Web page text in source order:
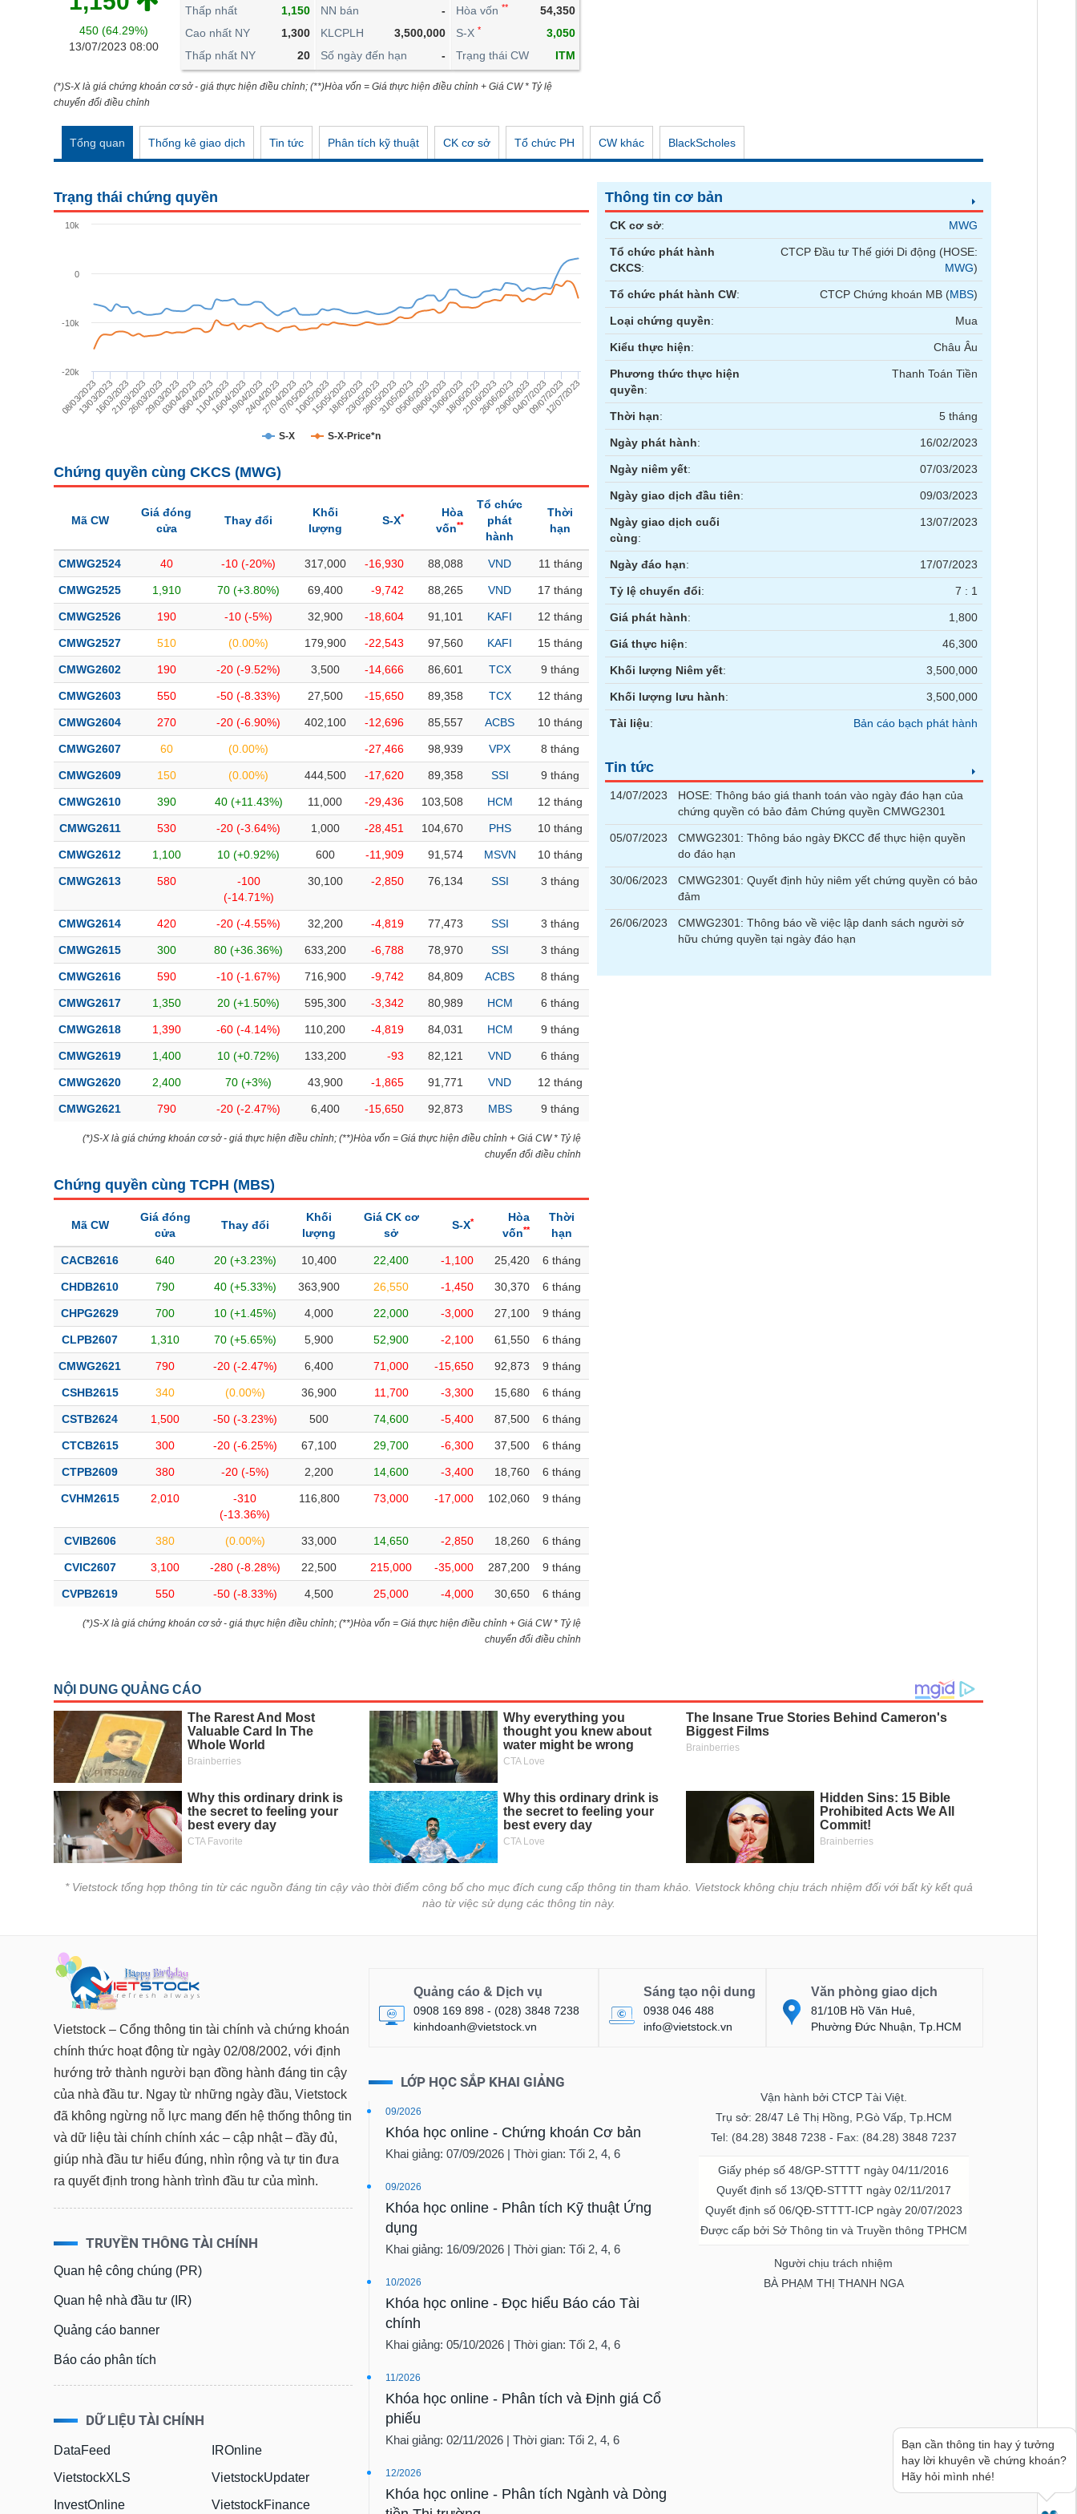
450 (64.29%)
13/07/2023 08:00
Thấp nhất
1,150
Cao nhất NY
1,300
Thấp nhất NY
20
NN bán
-
KLCPLH
3,500,000
Số ngày đến hạn
-
Hòa vốn **
54,350
S-X *
3,050
Trạng thái CW
ITM
(*)S-X là giá chứng khoán cơ sở - giá thực hiện điều chỉnh; (**)Hòa vốn = Giá thực hiện điều chỉnh + Giá CW * Tỷ lệ
chuyển đổi điều chỉnh
Tổng quan Thống kê giao dịch Tin tức Phân tích kỹ thuật CK cơ sở Tổ chức PH CW khác BlackScholes
Trạng thái chứng quyền
S-X S-X-Price*n
08/03/2023
13/03/2023
16/03/2023
21/03/2023
26/03/2023
29/03/2023
03/04/2023
06/04/2023
11/04/2023
16/04/2023
19/04/2023
24/04/2023
27/04/2023
07/05/2023
10/05/2023
15/05/2023
18/05/2023
23/05/2023
28/05/2023
31/05/2023
05/06/2023
08/06/2023
13/06/2023
18/06/2023
21/06/2023
26/06/2023
29/06/2023
04/07/2023
09/07/2023
12/07/2023
-20k
-10k
0
10k
Chứng quyền cùng CKCS (MWG)
Mã CW
Giá đóng
cửa
Thay đổi
Khối
lượng
S-X*
Hòa
vốn**
Tổ chức
phát
hành
Thời
hạn
CMWG2524 40 -10 (-20%) 317,000 -16,930 88,088 VND 11 tháng
CMWG2525 1,910 70 (+3.80%) 69,400 -9,742 88,265 VND 17 tháng
CMWG2526 190 -10 (-5%) 32,900 -18,604 91,101 KAFI 12 tháng
CMWG2527 510 (0.00%) 179,900 -22,543 97,560 KAFI 15 tháng
CMWG2602 190 -20 (-9.52%) 3,500 -14,666 86,601 TCX 9 tháng
CMWG2603 550 -50 (-8.33%) 27,500 -15,650 89,358 TCX 12 tháng
CMWG2604 270 -20 (-6.90%) 402,100 -12,696 85,557 ACBS 10 tháng
CMWG2607 60 (0.00%) -27,466 98,939 VPX 8 tháng
CMWG2609 150 (0.00%) 444,500 -17,620 89,358 SSI 9 tháng
CMWG2610 390 40 (+11.43%) 11,000 -29,436 103,508 HCM 12 tháng
CMWG2611 530 -20 (-3.64%) 1,000 -28,451 104,670 PHS 10 tháng
CMWG2612 1,100 10 (+0.92%) 600 -11,909 91,574 MSVN 10 tháng
CMWG2613 580
-100
(-14.71%)
30,100 -2,850 76,134 SSI 3 tháng
CMWG2614 420 -20 (-4.55%) 32,200 -4,819 77,473 SSI 3 tháng
CMWG2615 300 80 (+36.36%) 633,200 -6,788 78,970 SSI 3 tháng
CMWG2616 590 -10 (-1.67%) 716,900 -9,742 84,809 ACBS 8 tháng
CMWG2617 1,350 20 (+1.50%) 595,300 -3,342 80,989 HCM 6 tháng
CMWG2618 1,390 -60 (-4.14%) 110,200 -4,819 84,031 HCM 9 tháng
CMWG2619 1,400 10 (+0.72%) 133,200 -93 82,121 VND 6 tháng
CMWG2620 2,400 70 (+3%) 43,900 -1,865 91,771 VND 12 tháng
CMWG2621 790 -20 (-2.47%) 6,400 -15,650 92,873 MBS 9 tháng
(*)S-X là giá chứng khoán cơ sở - giá thực hiện điều chỉnh; (**)Hòa vốn = Giá thực hiện điều chỉnh + Giá CW * Tỷ lệ
chuyển đổi điều chỉnh
Chứng quyền cùng TCPH (MBS)
Mã CW
Giá đóng
cửa
Thay đổi
Khối
lượng
Giá CK cơ
sở
S-X*
Hòa
vốn**
Thời
hạn
CACB2616 640 20 (+3.23%) 10,400 22,400 -1,100 25,420 6 tháng
CHDB2610 790 40 (+5.33%) 363,900 26,550 -1,450 30,370 6 tháng
CHPG2629 700 10 (+1.45%) 4,000 22,000 -3,000 27,100 9 tháng
CLPB2607 1,310 70 (+5.65%) 5,900 52,900 -2,100 61,550 6 tháng
CMWG2621 790 -20 (-2.47%) 6,400 71,000 -15,650 92,873 9 tháng
CSHB2615 340 (0.00%) 36,900 11,700 -3,300 15,680 6 tháng
CSTB2624 1,500 -50 (-3.23%) 500 74,600 -5,400 87,500 6 tháng
CTCB2615 300 -20 (-6.25%) 67,100 29,700 -6,300 37,500 6 tháng
CTPB2609 380 -20 (-5%) 2,200 14,600 -3,400 18,760 6 tháng
CVHM2615 2,010
-310
(-13.36%)
116,800 73,000 -17,000 102,060 9 tháng
CVIB2606 380 (0.00%) 33,000 14,650 -2,850 18,260 6 tháng
CVIC2607 3,100 -280 (-8.28%) 22,500 215,000 -35,000 287,200 9 tháng
CVPB2619 550 -50 (-8.33%) 4,500 25,000 -4,000 30,650 6 tháng
(*)S-X là giá chứng khoán cơ sở - giá thực hiện điều chỉnh; (**)Hòa vốn = Giá thực hiện điều chỉnh + Giá CW * Tỷ lệ
chuyển đổi điều chỉnh
Thông tin cơ bản
CK cơ sở: MWG
Tổ chức phát hành
CKCS:
CTCP Đầu tư Thế giới Di động (HOSE:
MWG)
Tổ chức phát hành CW: CTCP Chứng khoán MB (MBS)
Loại chứng quyền: Mua
Kiểu thực hiện: Châu Âu
Phương thức thực hiện
quyền:
Thanh Toán Tiền
Thời hạn: 5 tháng
Ngày phát hành: 16/02/2023
Ngày niêm yết: 07/03/2023
Ngày giao dịch đầu tiên: 09/03/2023
Ngày giao dịch cuối
cùng:
13/07/2023
Ngày đáo hạn: 17/07/2023
Tỷ lệ chuyển đổi: 7 : 1
Giá phát hành: 1,800
Giá thực hiện: 46,300
Khối lượng Niêm yết: 3,500,000
Khối lượng lưu hành: 3,500,000
Tài liệu: Bản cáo bạch phát hành
Tin tức
14/07/2023
HOSE: Thông báo giá thanh toán vào ngày đáo hạn của
chứng quyền có bảo đảm Chứng quyền CMWG2301
05/07/2023
CMWG2301: Thông báo ngày ĐKCC để thực hiện quyền
do đáo hạn
30/06/2023
CMWG2301: Quyết định hủy niêm yết chứng quyền có bảo
đảm
26/06/2023
CMWG2301: Thông báo về việc lập danh sách người sở
hữu chứng quyền tại ngày đáo hạn
* Vietstock tổng hợp thông tin từ các nguồn đáng tin cậy vào thời điểm công bố cho mục đích cung cấp thông tin tham khảo. Vietstock không chịu trách nhiệm đối với bất kỳ kết quả
nào từ việc sử dụng các thông tin này.
Vietstock – Cổng thông tin tài chính và chứng khoán
chính thức hoạt động từ ngày 02/08/2002, với định
hướng trở thành người bạn đồng hành đáng tin cậy
của nhà đầu tư. Ngay từ những ngày đầu, Vietstock
đã không ngừng nỗ lực mang đến hệ thống thông tin
và dữ liệu tài chính chính xác – cập nhật – đầy đủ,
giúp nhà đầu tư hiểu đúng, nhìn rộng và tự tin đưa
ra quyết định trong hành trình đầu tư của mình.
TRUYỀN THÔNG TÀI CHÍNH
Quan hệ công chúng (PR)
Quan hệ nhà đầu tư (IR)
Quảng cáo banner
Báo cáo phân tích
DỮ LIỆU TÀI CHÍNH
DataFeed
VietstockXLS
InvestOnline
IROnline
VietstockUpdater
VietstockFinance
Quảng cáo & Dịch vụ
0908 169 898 - (028) 3848 7238
kinhdoanh@vietstock.vn
Sáng tạo nội dung
0938 046 488
info@vietstock.vn
Văn phòng giao dịch
81/10B Hồ Văn Huê,
Phường Đức Nhuận, Tp.HCM
LỚP HỌC SẮP KHAI GIẢNG
09/2026
Khóa học online - Chứng khoán Cơ bản
Khai giảng: 07/09/2026 | Thời gian: Tối 2, 4, 6
09/2026
Khóa học online - Phân tích Kỹ thuật Ứng
dụng
Khai giảng: 16/09/2026 | Thời gian: Tối 2, 4, 6
10/2026
Khóa học online - Đọc hiểu Báo cáo Tài
chính
Khai giảng: 05/10/2026 | Thời gian: Tối 2, 4, 6
11/2026
Khóa học online - Phân tích và Định giá Cổ
phiếu
Khai giảng: 02/11/2026 | Thời gian: Tối 2, 4, 6
12/2026
Khóa học online - Phân tích Ngành và Dòng
Vận hành bởi CTCP Tài Việt.
Trụ sở: 28/47 Lê Thị Hồng, P.Gò Vấp, Tp.HCM
Tel: (84.28) 3848 7238 - Fax: (84.28) 3848 7237
Giấy phép số 48/GP-STTTT ngày 04/11/2016
Quyết định số 13/QĐ-STTTT ngày 02/11/2017
Quyết định số 06/QĐ-STTTT-ICP ngày 20/07/2023
Được cấp bởi Sở Thông tin và Truyền thông TPHCM
Người chịu trách nhiệm
BÀ PHẠM THỊ THANH NGA
Bạn cần thông tin hay ý tưởng
hay lời khuyên về chứng khoán?
Hãy hỏi mình nhé!
THẾ GIỚI
ĐÔNG DƯƠNG
PHÂN TÍCH
CÔNG CỤ ĐẦU TƯ
XUẤT DỮ LIỆU
TIN MỚI
VS-SECTOR
NGUYÊN VẬT LIỆU
TIÊU DÙNG KHÔNG THIẾT YẾU
TIÊU DÙNG THIẾT YẾU
CHĂM SÓC SỨC KHỎE
CÔNG NGHỆ THÔNG TIN
BẤT ĐỘNG SẢN
Cổ phiếu Chỉ số Chứng chỉ quỹ Chứng quyền Hợp đồng tương lai Trái phiếu
Lãnh đạo(-)
Người nội bộ Người liên quan Cổ đông lớn
Tin tức(-)
Bài viết của tác giả(-)
Báo cáo phân tích
Thuật ngữ(-)
Dịch vụ(-)
Đào tạo
Sách tài chính
Công cụ đầu tư
Truyền thông tài chính
Dữ liệu tài chính